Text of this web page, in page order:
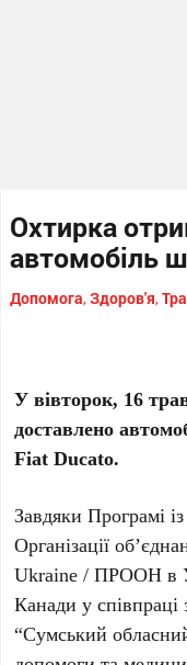
Охтирка
автомобіль
Допомога,Здоров'я,
У вівторок, 16
доставлено
Fiat Ducato.
Завдяки Програмі
Організації
Ukraine / ПРООН в
Канади у
“Сумський